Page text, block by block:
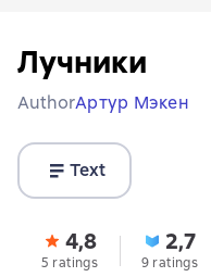
Лучники
AuthorАртур Мэкен
Text
4,8
5 ratings
2,7
9 ratings